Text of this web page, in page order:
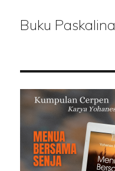
Buku Paskalina